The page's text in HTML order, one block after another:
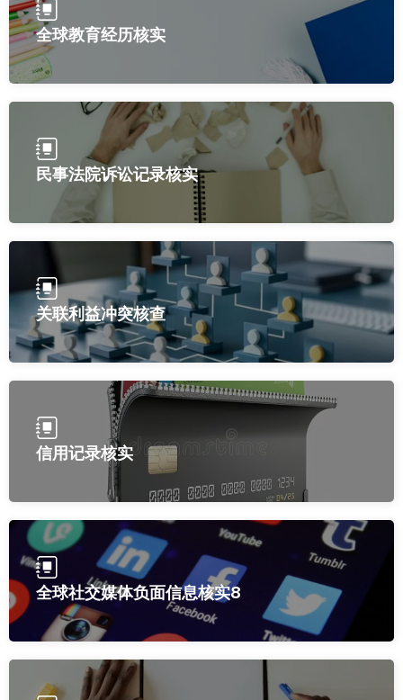
全球教育经历核实
民事法院诉讼记录核实
关联利益冲突核查
信用记录核实
全球社交媒体负面信息核实8